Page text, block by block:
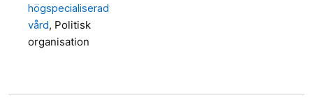
högspecialiserad
vård, Politisk
organisation